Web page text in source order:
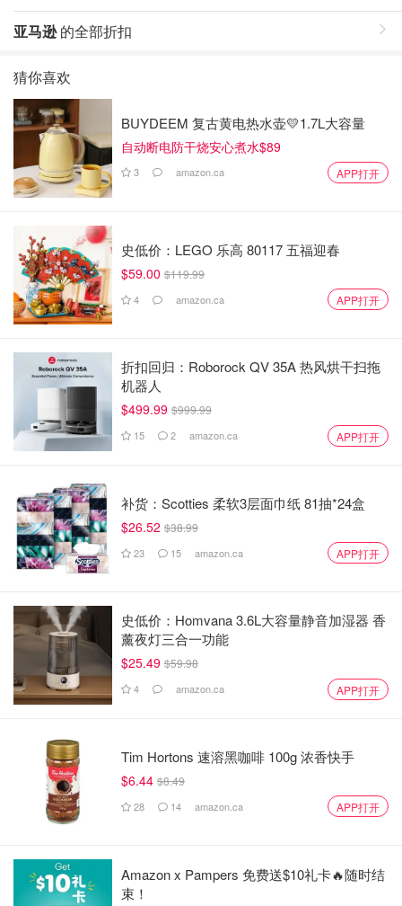
亚马逊的全部折扣
猜你喜欢
BUYDEEM 复古黄电热水壶💛1.7L大容量
自动断电防干烧安心煮水$89
3 amazon.ca APP打开
史低价：LEGO 乐高 80117 五福迎春
$59.00 $119.99
4 amazon.ca APP打开
折扣回归：Roborock QV 35A 热风烘干扫拖
机器人
$499.99 $999.99
15 2 amazon.ca APP打开
补货：Scotties 柔软3层面巾纸 81抽*24盒
$26.52 $38.99
23 15 amazon.ca APP打开
史低价：Homvana 3.6L大容量静音加湿器 香
薰夜灯三合一功能
$25.49 $59.98
4 amazon.ca APP打开
Tim Hortons 速溶黑咖啡 100g 浓香快手
$6.44 $8.49
28 14 amazon.ca APP打开
Amazon x Pampers 免费送$10礼卡🔥随时结
束！